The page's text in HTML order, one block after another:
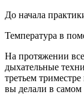
До начала
Температура в
На протяжении
дыхательные
третьем
вы делали в самом